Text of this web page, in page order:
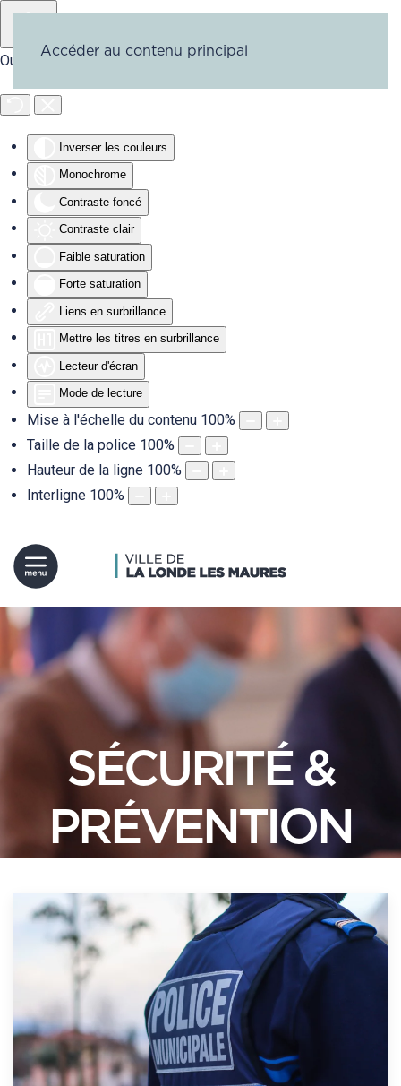
Outils d'accessibilité
Inverser les couleurs
Monochrome
Contraste foncé
Contraste clair
Faible saturation
Forte saturation
Liens en surbrillance
Mettre les titres en surbrillance
Lecteur d'écran
Mode de lecture
Mise à l'échelle du contenu 100%
Taille de la police 100%
Hauteur de la ligne 100%
Interligne 100%
Accéder au contenu principal
SÉCURITÉ &
PRÉVENTION